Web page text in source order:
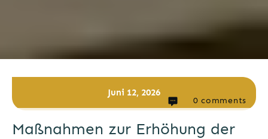
Juni 12, 2026
0 comments
Maßnahmen zur Erhöhung der